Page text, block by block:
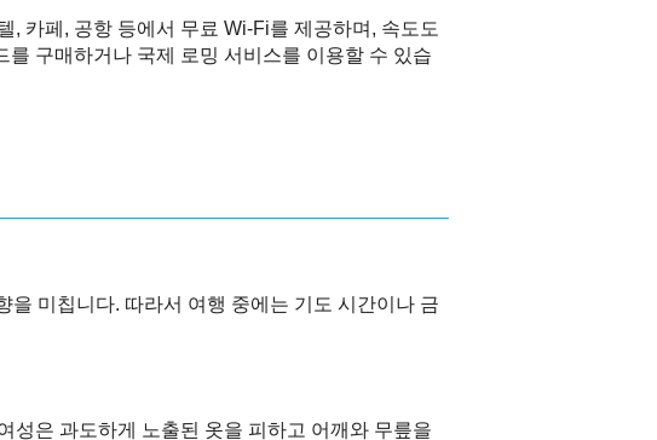
, 카페, 공항 등에서 무료 Wi-Fi를 제공하며, 속도도
구매하거나 국제 로밍 서비스를 이용할 수 있습
미칩니다. 따라서 여행 중에는 기도 시간이나 금
성은 과도하게 노출된 옷을 피하고 어깨와 무릎을